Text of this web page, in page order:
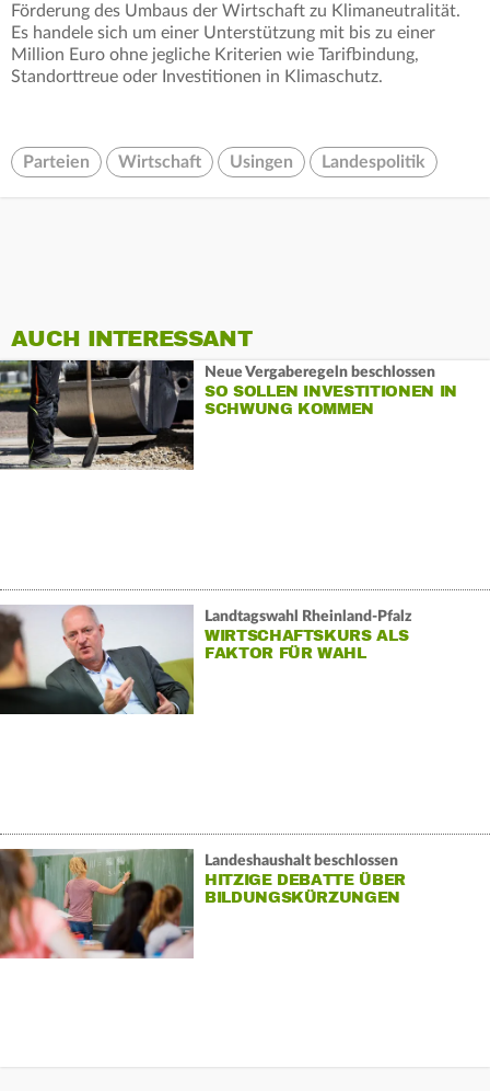
Förderung des Umbaus der Wirtschaft zu Klimaneutralität.
Es handele sich um einer Unterstützung mit bis zu einer
Million Euro ohne jegliche Kriterien wie Tarifbindung,
Standorttreue oder Investitionen in Klimaschutz.
Parteien Wirtschaft Usingen Landespolitik
AUCH INTERESSANT
Neue Vergaberegeln beschlossen
SO SOLLEN INVESTITIONEN IN
SCHWUNG KOMMEN
Landtagswahl Rheinland-Pfalz
WIRTSCHAFTSKURS ALS
FAKTOR FÜR WAHL
Landeshaushalt beschlossen
HITZIGE DEBATTE ÜBER
BILDUNGSKÜRZUNGEN